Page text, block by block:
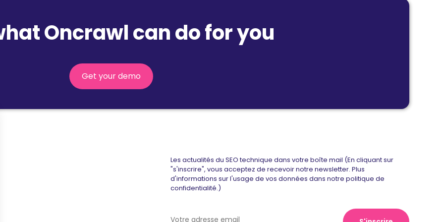
Oncrawl can do for you
Get your demo
Les actualités du SEO technique dans votre boîte mail (En cliquant sur
"s'inscrire", vous acceptez de recevoir notre newsletter. Plus
d'informations sur l'usage de vos données dans notre politique de
confidentialité.)